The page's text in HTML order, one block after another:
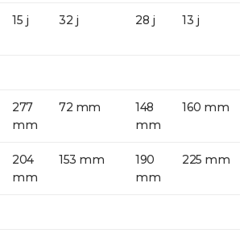
15 j 32 j 28 j 13 j
277
mm
72 mm
148
mm
160 mm
204
mm
153 mm
190
mm
225 mm